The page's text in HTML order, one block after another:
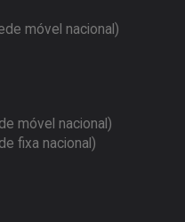
móvel nacional)
móvel nacional)
fixa nacional)